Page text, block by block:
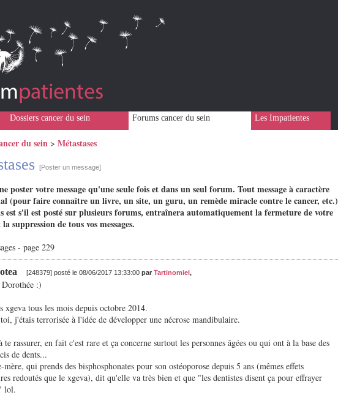
Dossiers cancer du sein Forums cancer du sein Les Impatientes
du sein > Métastases
[Poster un message]
poster votre message qu'une seule fois et dans un seul forum. Tout message à caractère
(pour faire connaître un livre, un site, un guru, un remède miracle contre le cancer, etc.)
est s'il est posté sur plusieurs forums, entraînera automatiquement la fermeture de votre
suppression de tous vos messages.
- page 229
[248379] posté le 08/06/2017 13:33:00 par Tartinomiel,
:)
xgeva tous les mois depuis octobre 2014.
j'étais terrorisée à l'idée de développer une nécrose mandibulaire.
te rassurer, en fait c'est rare et ça concerne surtout les personnes âgées ou qui ont à la base des
de dents...
qui prends des bisphosphonates pour son ostéoporose depuis 5 ans (mêmes effets
redoutés que le xgeva), dit qu'elle va très bien et que "les dentistes disent ça pour effrayer
lol.